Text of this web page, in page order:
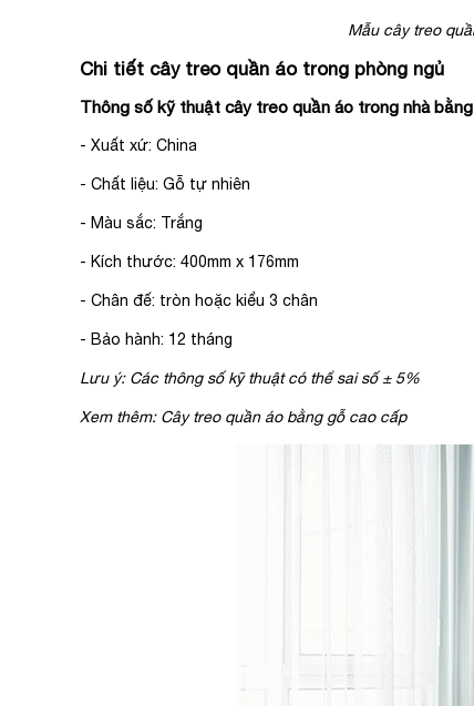
Mẫu cây treo
Chi tiết cây treo quần áo trong phòng ngủ
Thông số kỹ thuật cây treo quần áo trong nhà
- Xuất xứ: China
- Chất liệu: Gỗ tự nhiên
- Màu sắc: Trắng
- Kích thước: 400mm x 176mm
- Chân đế: tròn hoặc kiểu 3 chân
- Bảo hành: 12 tháng
Lưu ý: Các thông số kỹ thuật có thể sai số ± 5%
Xem thêm: Cây treo quần áo bằng gỗ cao cấp